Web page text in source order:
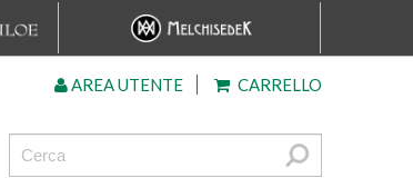
AREA UTENTE CARRELLO